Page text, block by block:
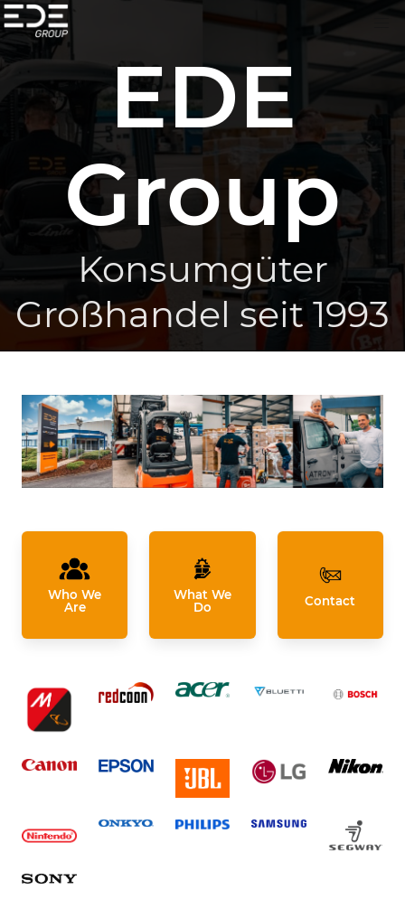
EDE
Group
Konsumgüter
Großhandel seit 1993
Who We
Are
What We
Do
Contact